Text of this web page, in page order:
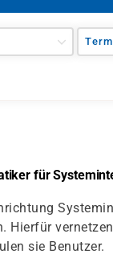
für
Hierfür
sie Benutzer.